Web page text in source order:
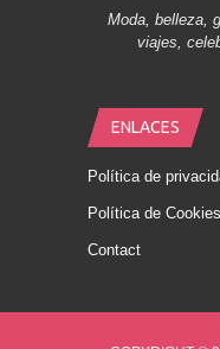
Moda, belleza,
viajes,
ENLACES
Política de
Política de Cookies
Contact